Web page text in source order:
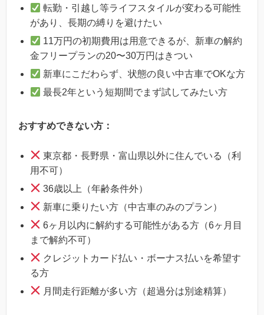
転勤・引越し等ライフスタイルが変わる可能性
があり、長期の縛りを避けたい
11万円の初期費用は用意できるが、新車の解約
金フリープランの20〜30万円はきつい
新車にこだわらず、状態の良い中古車でOKな方
最長2年という短期間でまず試してみたい方
おすすめできない方：
東京都・長野県・富山県以外に住んでいる（利
用不可）
36歳以上（年齢条件外）
新車に乗りたい方（中古車のみのプラン）
6ヶ月以内に解約する可能性がある方（6ヶ月目
まで解約不可）
クレジットカード払い・ボーナス払いを希望す
る方
月間走行距離が多い方（超過分は別途精算）